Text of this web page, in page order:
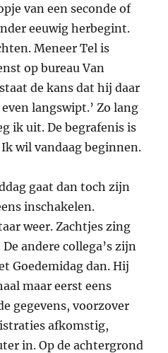
van een seconde of
eeuwig herbegint.
Meneer Tel is
op bureau Van
de kans dat hij daar
langswipt.’ Zo lang
ik uit. De begrafenis is
wil vandaag beginnen.
gaat dan toch zijn
inschakelen.
weer. Zachtjes zing
andere collega’s zijn
Goedemidag dan. Hij
maar eerst eens
gegevens, voorzover
afkomstig,
in. Op de achtergrond